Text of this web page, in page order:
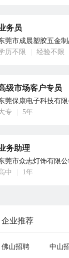
务员
莞市成晨塑胶五金
历不限
经验不限
级市场客户专员
莞保康电子科技有
专
5年
务助理
莞市众志灯饰有限
中
1年
企业推荐
佛山招聘 中山